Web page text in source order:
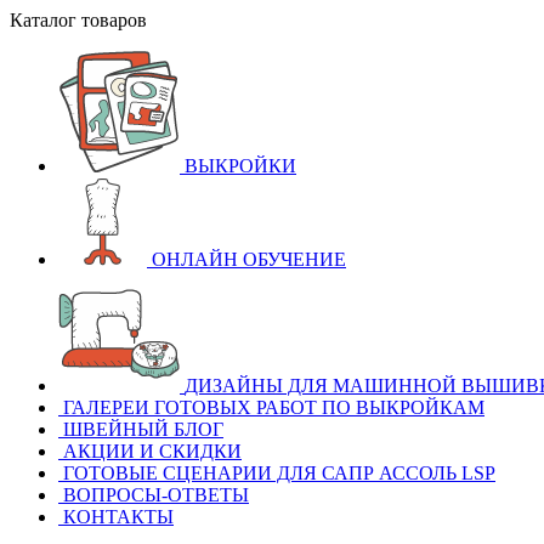
Каталог товаров
ВЫКРОЙКИ
ОНЛАЙН ОБУЧЕНИЕ
ДИЗАЙНЫ ДЛЯ МАШИННОЙ
ГАЛЕРЕИ ГОТОВЫХ РАБОТ ПО ВЫКРОЙКАМ
ШВЕЙНЫЙ БЛОГ
АКЦИИ И СКИДКИ
ГОТОВЫЕ СЦЕНАРИИ ДЛЯ САПР АССОЛЬ LSP
ВОПРОСЫ-ОТВЕТЫ
КОНТАКТЫ